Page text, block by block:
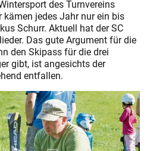
des Turnvereins
jedes Jahr nur ein bis
Schurr. Aktuell hat der SC
Das gute Argument für die
den Skipass für die drei
gibt, ist angesichts der
entfallen.